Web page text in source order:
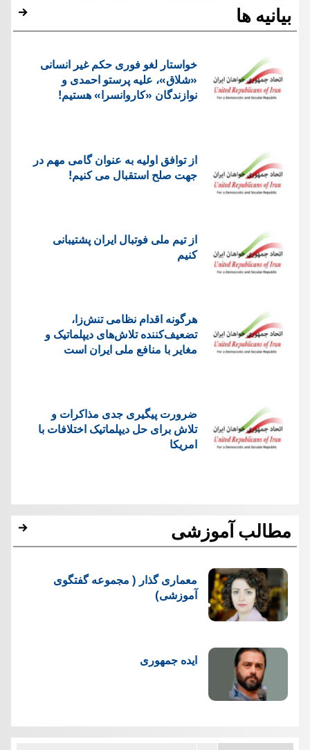
بیانیه ها
خواستار لغو فوری حکم غیر انسانی
«شلاق»، علیه پرستو احمدی و
نوازندگان «کاروانسرا» هستیم!
از توافق اولیه به عنوان گامی مهم در
جهت صلح استقبال می کنیم!
از تیم ملی فوتبال ایران پشتیبانی
کنیم
هرگونه اقدام نظامی تنش‌زا،
تضعیف‌کننده تلاش‌های دیپلماتیک و
مغایر با منافع ملی ایران است
ضرورت پیگیری جدی مذاکرات و
تلاش برای حل دیپلماتیک اختلافات با
امریکا
مطالب آموزشی
معماری گذار ( مجموعه گفتگوی
آموزشی)
ایده جمهوری